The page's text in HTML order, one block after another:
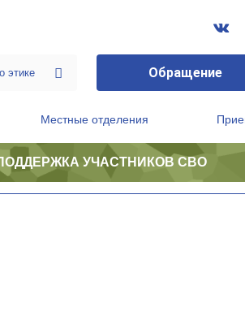
Обращение
Местные отделения
УЧАСТНИКОВ СВО